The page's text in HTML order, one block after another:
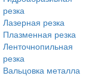
резка
Лазерная резка
Плазменная резка
Ленточнопильная
резка
Вальцовка металла